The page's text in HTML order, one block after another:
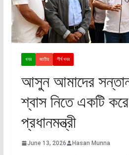
খবর জাতীয় শীর্ষ খবর
আসুন আমাদের
শ্বাস নিতে একটি
প্রধানমন্ত্রী
June 13, 2026 Hasan Munna